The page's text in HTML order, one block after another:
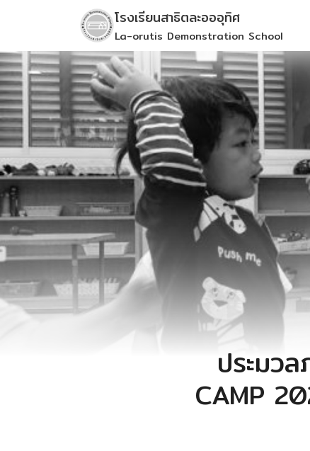
content
โรงเรียนสาธิตละอออุทิศ
La-orutis Demonstration School
ประมว
CAMP